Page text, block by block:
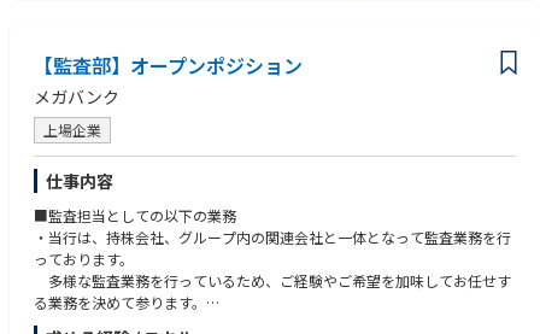
・Keep abreast of emerging industry or regulatory topics/ issues that ma
y impact audit coverage.
・Assist in continuously updating the business risk and control environm
ent assessments, including key risks and controls, through periodic client
meetings, ad-hoc walkthroughs, and data analytics.
【監査部】オープンポジション
メガバンク
上場企業
仕事内容
■監査担当としての以下の業務
・当行は、持株会社、グループ内の関連会社と一体となって監査業務を行
っております。
多様な監査業務を行っているため、ご経験やご希望を加味してお任せす
る業務を決めて参ります。
※応募ポジションに悩まれる場合は、こちらのポジションへご応募くださ